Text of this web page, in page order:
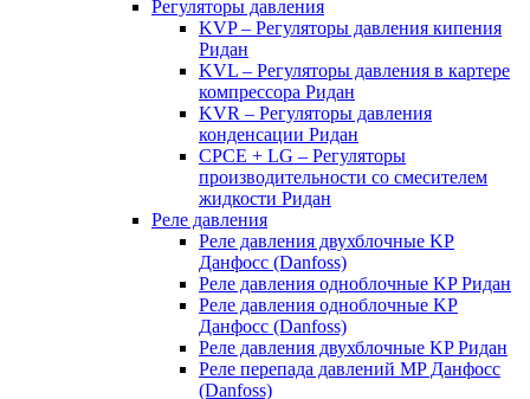
Регуляторы давления
KVP – Регуляторы давления кипения
Ридан
KVL – Регуляторы давления в картере
компрессора Ридан
KVR – Регуляторы давления
конденсации Ридан
CPCE + LG – Регуляторы
производительности со смесителем
жидкости Ридан
Реле давления
Реле давления двухблочные KP
Данфосс (Danfoss)
Реле давления одноблочные KP Ридан
Реле давления одноблочные KP
Данфосс (Danfoss)
Реле давления двухблочные KP Ридан
Реле перепада давлений MP Данфосс
(Danfoss)